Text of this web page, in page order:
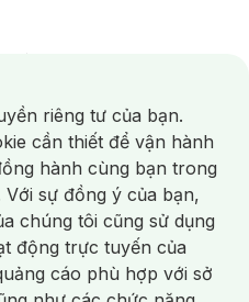
Nạ Xông Hơi /Nước Rửa Tay/
Răng /Bàn Chải Điện/
Nước/ Nước Súc Miệng/
Dịch Vệ Sinh/Dưỡng Vùng Kín/
/Tampon/Bọt Cạo Râu /Dao Cạo Râu/
/ Da Lão Hóa/ Da Mụn/
/ Nám / Tàn Nhang
Địa
Cụ / Máy Rửa Mặt Máy Chăm Sóc Da
riêng tư của bạn.
cần thiết để vận hành
hành cùng bạn trong
sự đồng ý của bạn,
chúng tôi cũng sử dụng
động trực tuyến của
cáo phù hợp với sở